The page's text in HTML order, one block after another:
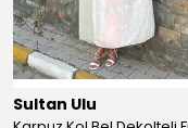
Sultan Ulu